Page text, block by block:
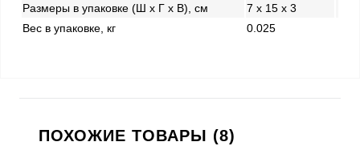
Размеры в упаковке (Ш x Г x В), см
7 x 15 x 3
Вес в упаковке, кг
0.025
ПОХОЖИЕ ТОВАРЫ (8)